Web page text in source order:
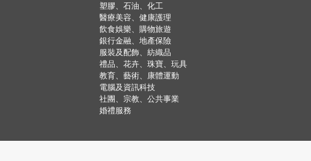
塑膠、石油、化工
醫療美容、健康護理
飲食娛樂、購物旅遊
銀行金融、地產保險
服裝及配飾、紡織品
禮品、花卉、珠寶、玩具
教育、藝術、康體運動
電腦及資訊科技
社團、宗教、公共事業
婚禮服務